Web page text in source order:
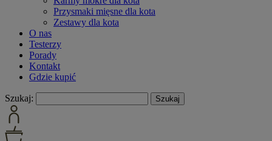
Przysmaki mięsne dla kota
Zestawy dla kota
O nas
Testerzy
Porady
Kontakt
Gdzie kupić
Szukaj: